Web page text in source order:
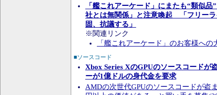
「艦これアーケード」にまたも“類似
社とは無関係」と注意喚起 「フリー
固、抗議する」
※関連リンク
「艦これアーケード」のお客様への
■ソースコード
Xbox Series XのGPUのソースコードが
ーが1億ドルの身代金を要求
AMDの次世代GPUのソースコードが盗